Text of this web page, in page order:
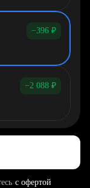
−396 ₽
−2 088 ₽
с офертой